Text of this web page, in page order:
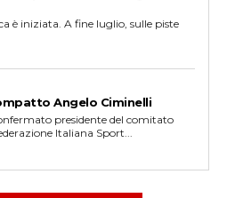
è iniziata. A fine luglio, sulle piste
Angelo Ciminelli
presidente del comitato
Italiana Sport...